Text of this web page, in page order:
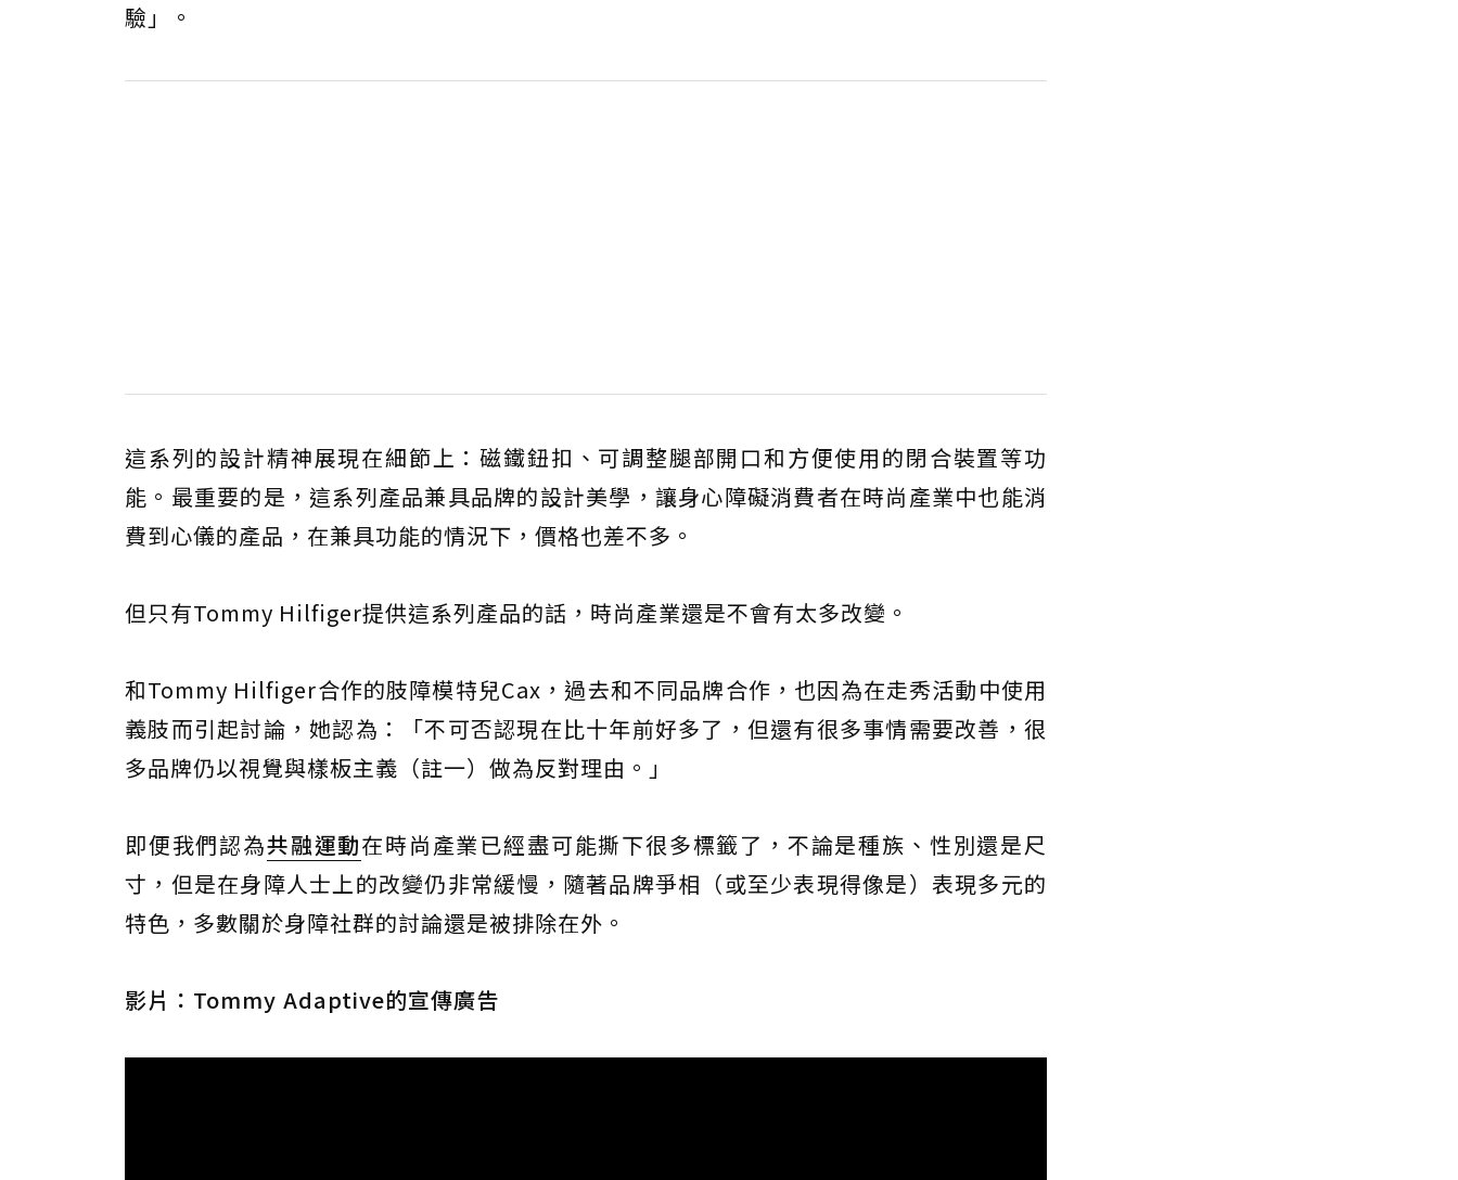
驗」。
這系列的設計精神展現在細節上：磁鐵鈕扣、可調整腿部開口和方便使用的閉合裝置等功
能。最重要的是，這系列產品兼具品牌的設計美學，讓身心障礙消費者在時尚產業中也能消
費到心儀的產品，在兼具功能的情況下，價格也差不多。
但只有Tommy Hilfiger提供這系列產品的話，時尚產業還是不會有太多改變。
和Tommy Hilfiger合作的肢障模特兒Cax，過去和不同品牌合作，也因為在走秀活動中使用
義肢而引起討論，她認為：「不可否認現在比十年前好多了，但還有很多事情需要改善，很
多品牌仍以視覺與樣板主義（註一）做為反對理由。」
即便我們認為共融運動在時尚產業已經盡可能撕下很多標籤了，不論是種族、性別還是尺
寸，但是在身障人士上的改變仍非常緩慢，隨著品牌爭相（或至少表現得像是）表現多元的
特色，多數關於身障社群的討論還是被排除在外。
影片：Tommy Adaptive的宣傳廣告